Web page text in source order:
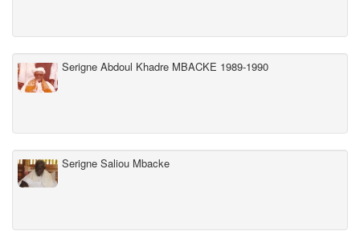
Serigne Abdoul Khadre MBACKE 1989-1990
Serigne Saliou Mbacke